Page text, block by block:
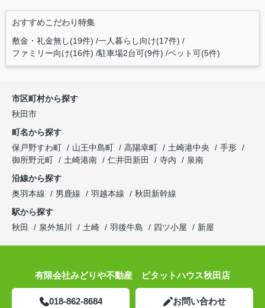
おすすめこだわり特集
敷金・礼金無し(19件) 一人暮らし向け(17件)
ファミリー向け(16件) 駐車場2台可(9件) ペット可(5件)
市区町村から探す
秋田市
町名から探す
保戸野すわ町
山王中島町 高陽幸町 土崎港中央
手形
御所野元町
土崎港南 仁井田新田 寺内
泉南
沿線から探す
奥羽本線
男鹿線 羽越本線
秋田新幹線
駅から探す
秋田
泉外旭川 土崎 羽後牛島 四ツ小屋 新屋
有限会社みどりや不動産 ピタットハウス秋田店
018-862-8684 お問い合わせ